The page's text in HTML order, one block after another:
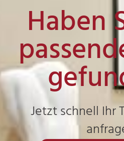
Haben
Jetzt schnell Ihr